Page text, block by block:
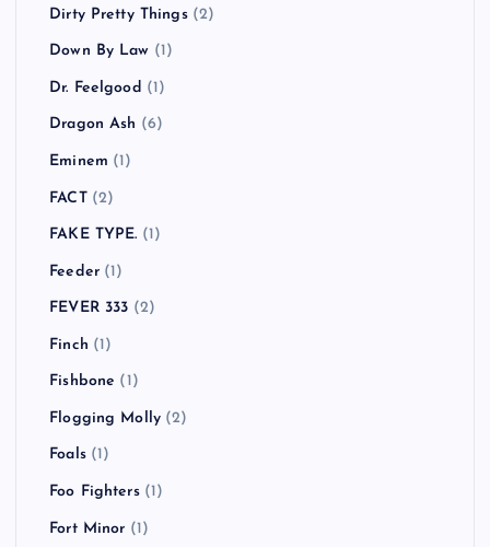
Dirty Pretty Things(2)
Down By Law (1)
Dr. Feelgood (1)
Dragon Ash (6)
Eminem (1)
FACT(2)
FAKE TYPE. (1)
Feeder(1)
FEVER 333 (2)
Finch (1)
Fishbone (1)
Flogging Molly (2)
Foals(1)
Foo Fighters(1)
Fort Minor (1)